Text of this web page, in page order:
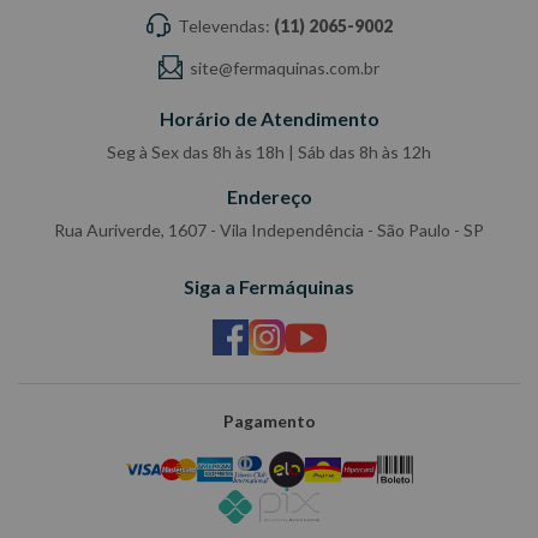
Televendas: (11) 2065-9002
site@fermaquinas.com.br
Horário de Atendimento
Seg à Sex das 8h às 18h | Sáb das 8h às 12h
Endereço
Rua Auriverde, 1607 - Vila Independência - São Paulo - SP
Siga a Fermáquinas
Pagamento